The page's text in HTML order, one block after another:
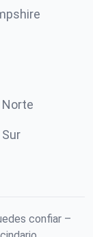
Norte
confiar –